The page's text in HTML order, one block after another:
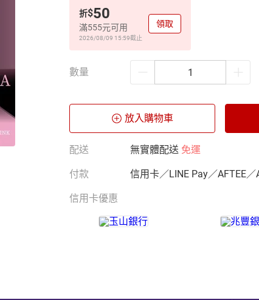
折$50
滿555元可用
2026/08/09 15:59截止
領取
數量
放入購物車
配送 無實體配送 免運
付款 信用卡／LINE Pay／AFTEE／
信用卡優惠